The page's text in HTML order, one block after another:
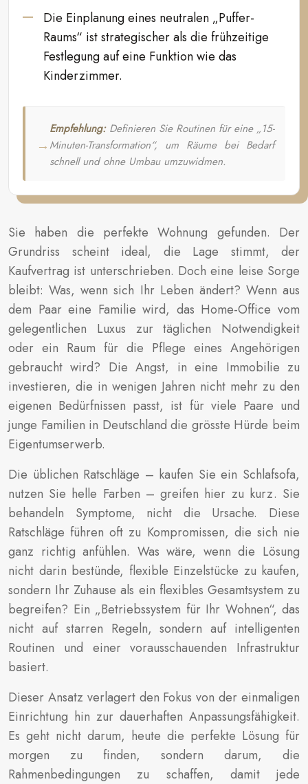
Die Einplanung eines neutralen „Puffer-
Raums“ ist strategischer als die frühzeitige
Festlegung auf eine Funktion wie das
Kinderzimmer.
Empfehlung:Definieren Sie Routinen für eine „15-
Minuten-Transformation“, um Räume bei Bedarf
schnell und ohne Umbau umzuwidmen.
Sie haben die perfekte Wohnung gefunden. Der
Grundriss scheint ideal, die Lage stimmt, der
Kaufvertrag ist unterschrieben. Doch eine leise Sorge
bleibt: Was, wenn sich Ihr Leben ändert? Wenn aus
dem Paar eine Familie wird, das Home-Office vom
gelegentlichen Luxus zur täglichen Notwendigkeit
oder ein Raum für die Pflege eines Angehörigen
gebraucht wird? Die Angst, in eine Immobilie zu
investieren, die in wenigen Jahren nicht mehr zu den
eigenen Bedürfnissen passt, ist für viele Paare und
junge Familien in Deutschland die grösste Hürde beim
Eigentumserwerb.
Die üblichen Ratschläge – kaufen Sie ein Schlafsofa,
nutzen Sie helle Farben – greifen hier zu kurz. Sie
behandeln Symptome, nicht die Ursache. Diese
Ratschläge führen oft zu Kompromissen, die sich nie
ganz richtig anfühlen. Was wäre, wenn die Lösung
nicht darin bestünde, flexible Einzelstücke zu kaufen,
sondern Ihr Zuhause als ein flexibles Gesamtsystem zu
begreifen? Ein „Betriebssystem für Ihr Wohnen“, das
nicht auf starren Regeln, sondern auf intelligenten
Routinen und einer vorausschauenden Infrastruktur
basiert.
Dieser Ansatz verlagert den Fokus von der einmaligen
Einrichtung hin zur dauerhaften Anpassungsfähigkeit.
Es geht nicht darum, heute die perfekte Lösung für
morgen zu finden, sondern darum, die
Rahmenbedingungen zu schaffen, damit jede